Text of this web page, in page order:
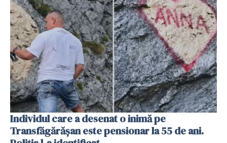
Individul care a desenat o inimă pe
Transfăgărășan este pensionar la 55 de ani.